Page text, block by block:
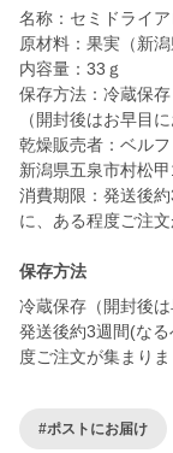
名称：セミドライ
原材料：果実（新潟
内容量：33ｇ
保存方法：冷蔵保
（開封後はお早目
乾燥販売者：ベルフ
新潟県五泉市村松
消費期限：発送後
に、ある程度ご注
保存方法
冷蔵保存（開封後
発送後約3週間(な
度ご注文が集まり
#ポストにお届け